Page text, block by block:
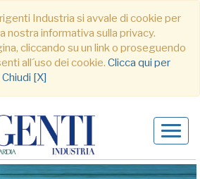
Industria si avvale di cookie per
nostra informativa sulla privacy.
cliccando su un link o proseguendo
all´uso dei cookie. Clicca qui per
Chiudi [X]